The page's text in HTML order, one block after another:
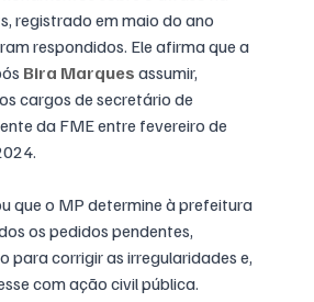
registrado em maio do ano
respondidos. Ele afirma que a
Bira Marques assumir,
cargos de secretário de
da FME entre fevereiro de
que o MP determine à prefeitura
os pedidos pendentes,
para corrigir as irregularidades e,
com ação civil pública.